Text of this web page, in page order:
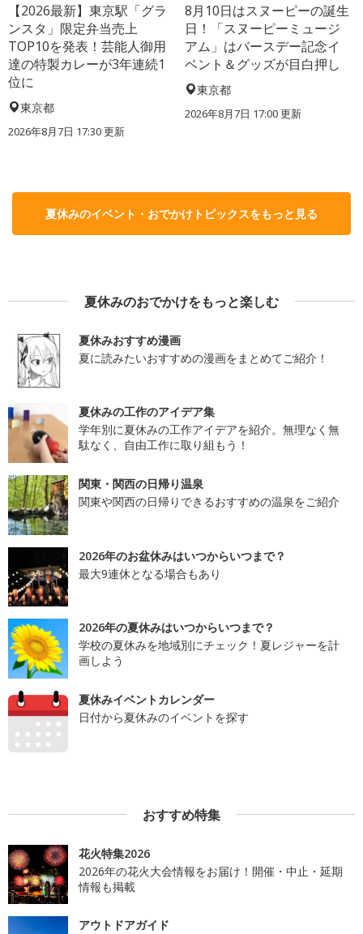
【2026最新】東京駅「グラ
ンスタ」限定弁当売上
TOP10を発表！芸能人御用
達の特製カレーが3年連続1
位に
東京都
2026年8月7日 17:30更新
8月10日はスヌーピーの誕生
日！「スヌーピーミュージ
アム」はバースデー記念イ
ベント＆グッズが目白押し
東京都
2026年8月7日 17:00更新
夏休みのイベント・おでかけトピックスをもっと見る
夏休みのおでかけをもっと楽しむ
夏休みおすすめ漫画
夏に読みたいおすすめの漫画をまとめてご紹介！
夏休みの工作のアイデア集
学年別に夏休みの工作アイデアを紹介。無理なく無
駄なく、自由工作に取り組もう！
関東・関西の日帰り温泉
関東や関西の日帰りできるおすすめの温泉をご紹介
2026年のお盆休みはいつからいつまで？
最大9連休となる場合もあり
2026年の夏休みはいつからいつまで？
学校の夏休みを地域別にチェック！夏レジャーを計
画しよう
夏休みイベントカレンダー
日付から夏休みのイベントを探す
おすすめ特集
花火特集2026
2026年の花火大会情報をお届け！開催・中止・延期
情報も掲載
アウトドアガイド